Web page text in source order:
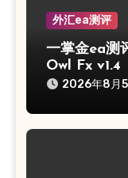
外汇ea测评
一掌金ea
Owl Fx v1.4
2026年8月5